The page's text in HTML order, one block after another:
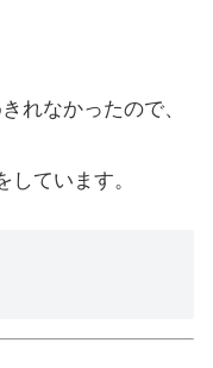
れなかったので、
ています。